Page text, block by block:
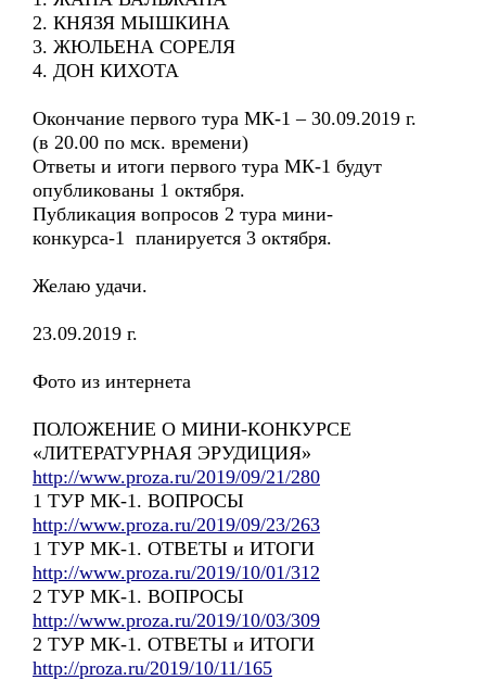
2. КНЯЗЯ МЫШКИНА
3. ЖЮЛЬЕНА СОРЕЛЯ
4. ДОН КИХОТА
Окончание первого тура МК-1 – 30.09.2019 г.
(в 20.00 по мск. времени)
Ответы и итоги первого тура МК-1 будут
опубликованы 1 октября.
Публикация вопросов 2 тура мини-
конкурса-1 планируется 3 октября.
Желаю удачи.
23.09.2019 г.
Фото из интернета
ПОЛОЖЕНИЕ О МИНИ-КОНКУРСЕ
«ЛИТЕРАТУРНАЯ ЭРУДИЦИЯ»
http://www.proza.ru/2019/09/21/280
1 ТУР МК-1. ВОПРОСЫ
http://www.proza.ru/2019/09/23/263
1 ТУР МК-1. ОТВЕТЫ и ИТОГИ
http://www.proza.ru/2019/10/01/312
2 ТУР МК-1. ВОПРОСЫ
http://www.proza.ru/2019/10/03/309
2 ТУР МК-1. ОТВЕТЫ и ИТОГИ
http://proza.ru/2019/10/11/165